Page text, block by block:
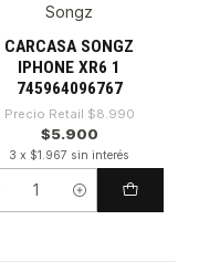
Songz
CARCASA SONGZ
IPHONE XR6 1
745964096767
Precio Retail $8.990
$5.900
3 x $1.967 sin interés